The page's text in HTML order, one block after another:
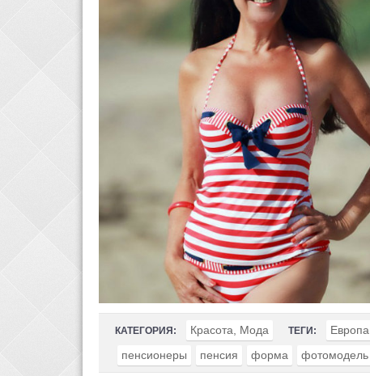
КАТЕГОРИЯ: Красота, Мода ТЕГИ: Европа
пенсионеры
пенсия форма фотомодель